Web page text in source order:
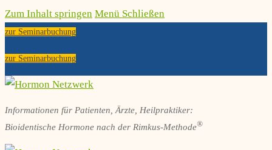
Zum Inhalt springen Menü Schließen
zur Seminarbuchung
zur Seminarbuchung
Informationen für Patienten, Ärzte, Heilpraktiker:
Bioidentische Hormone nach der Rimkus-Methode®